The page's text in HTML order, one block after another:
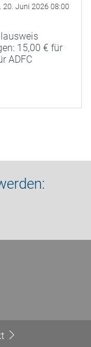
20. Juni 2026 08:00
15,00 € für
ADFC